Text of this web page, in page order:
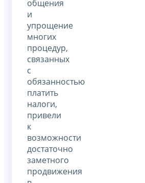
общения
и
упрощение
многих
процедур,
связанных
с
обязанностью
платить
налоги,
привели
к
возможности
достаточно
заметного
продвижения